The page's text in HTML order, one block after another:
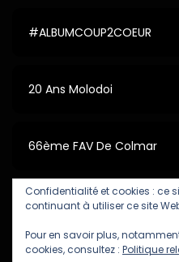
#ALBUMCOUP2COEUR
20 Ans Molodoi
66ème FAV De Colmar
67ème FAV De Colmar
Confidentialité et cookies : ce
continuant à utiliser ce site
Pour en savoir plus,
cookies, consultez : Politique